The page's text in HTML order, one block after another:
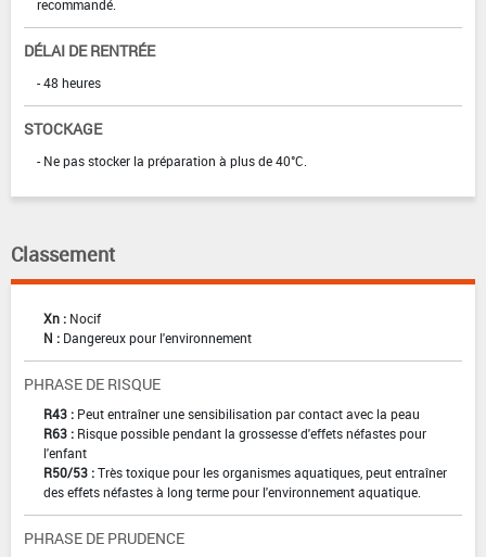
recommandé.
DÉLAI DE RENTRÉE
- 48 heures
STOCKAGE
- Ne pas stocker la préparation à plus de 40°C.
Classement
Xn : Nocif
N : Dangereux pour l'environnement
PHRASE DE RISQUE
R43 : Peut entraîner une sensibilisation par contact avec la peau
R63 : Risque possible pendant la grossesse d'effets néfastes pour
l'enfant
R50/53 :Très toxique pour les organismes aquatiques, peut entraîner
des effets néfastes à long terme pour l'environnement aquatique.
PHRASE DE PRUDENCE